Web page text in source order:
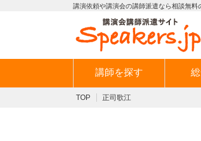
講演依頼や講演会の講師派遣なら相談無
講師を探す
TOP 正司歌江